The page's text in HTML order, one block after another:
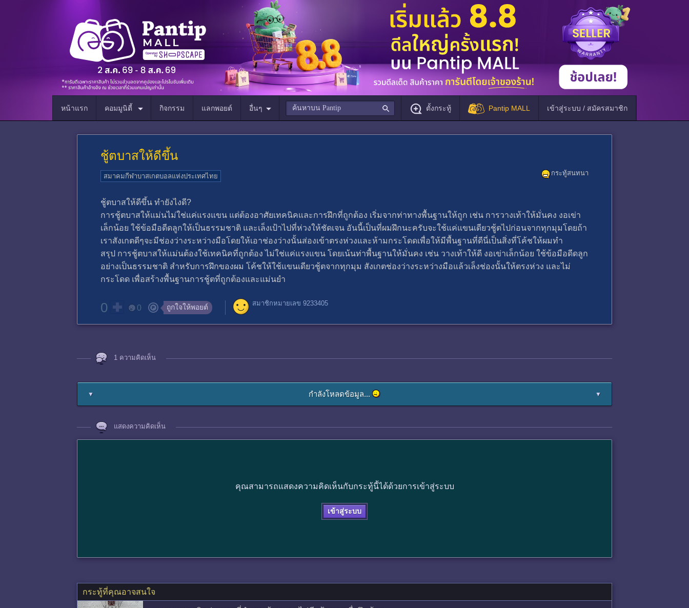
หน้าแรก คอมมูนิตี้ กิจกรรม แลกพอยต์ อื่นๆ ตั้งกระทู้ Pantip MALL เข้าสู่ระบบ / สมัครสมาชิก
ชู้ตบาสให้ดีขึ้น
กระทู้สนทนา
สมาคมกีฬาบาสเกตบอลแห่งประเทศไทย
ชู้ตบาสให้ดีขึ้น ทำยังไงดี?
การชู้ตบาสให้แม่นไม่ใช่แค่แรงแขน แต่ต้องอาศัยเทคนิคและการฝึกที่ถูกต้อง เริ่มจากท่าทางพื้นฐานให้ถูก เช่น การวางเท้าให้มั่นคง งอเข่า
เล็กน้อย ใช้ข้อมือดีดลูกให้เป็นธรรมชาติ และเล็งเป้าไปที่ห่วงให้ชัดเจน อันนี้เป็นที่ผมฝึกนะครับจะใช้แค่แขนเดียวชู้ตไปก่อนจากทุกมุมโดยถ้า
เราสังเกตดีๆจะมีช่องว่างระหว่างมือโดยให้เอาช่องว่างนั้นส่องเข้าตรงห่วงและห้ามกระโดดเพื่อให้มีพื้นฐานที่ดีนี่เป็นสิ่งที่โค้ชให้ผมทํา
สรุป การชู้ตบาสให้แม่นต้องใช้เทคนิคที่ถูกต้อง ไม่ใช่แค่แรงแขน โดยเน้นท่าพื้นฐานให้มั่นคง เช่น วางเท้าให้ดี งอเข่าเล็กน้อย ใช้ข้อมือดีดลูก
อย่างเป็นธรรมชาติ สำหรับการฝึกของผม โค้ชให้ใช้แขนเดียวชู้ตจากทุกมุม สังเกตช่องว่างระหว่างมือแล้วเล็งช่องนั้นให้ตรงห่วง และไม่
กระโดด เพื่อสร้างพื้นฐานการชู้ตที่ถูกต้องและแม่นยำ
0 0 ถูกใจให้พอยต์ สมาชิกหมายเลข 9233405
1 ความคิดเห็น
▼ กำลังโหลดข้อมูล... ▼
แสดงความคิดเห็น
คุณสามารถแสดงความคิดเห็นกับกระทู้นี้ได้ด้วยการเข้าสู่ระบบ
เข้าสู่ระบบ
กระทู้ที่คุณอาจสนใจ